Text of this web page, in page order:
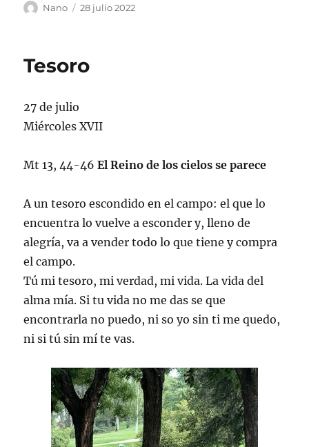
Autor
Nano
Publicado
28 julio 2022
Tesoro
27 de julio
Miércoles XVII
Mt 13, 44-46El Reino de los cielos se parece
A un tesoro escondido en el campo: el que lo
encuentra lo vuelve a esconder y, lleno de
alegría, va a vender todo lo que tiene y compra
el campo.
Tú mi tesoro, mi verdad, mi vida. La vida del
alma mía. Si tu vida no me das se que
encontrarla no puedo, ni so yo sin ti me quedo,
ni si tú sin mí te vas.